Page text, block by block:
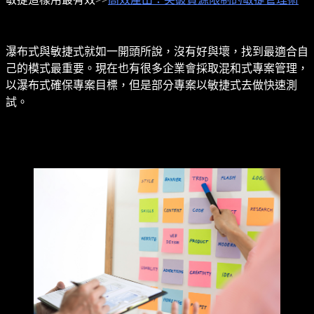
瀑布式與敏捷式就如一開頭所說，沒有好與壞，找到最適合自
己的模式最重要。現在也有很多企業會採取混和式專案管理，
以瀑布式確保專案目標，但是部分專案以敏捷式去做快速測
試。